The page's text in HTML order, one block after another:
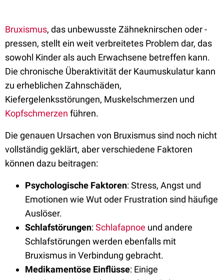
Bruxismus, das unbewusste Zähneknirschen oder -
pressen, stellt ein weit verbreitetes Problem dar, das
sowohl Kinder als auch Erwachsene betreffen kann.
Die chronische Überaktivität der Kaumuskulatur kann
zu erheblichen Zahnschäden,
Kiefergelenksstörungen, Muskelschmerzen und
Kopfschmerzen führen.
Die genauen Ursachen von Bruxismus sind noch nicht
vollständig geklärt, aber verschiedene Faktoren
können dazu beitragen:
Psychologische Faktoren: Stress, Angst und
Emotionen wie Wut oder Frustration sind häufige
Auslöser.
Schlafstörungen:Schlafapnoe und andere
Schlafstörungen werden ebenfalls mit
Bruxismus in Verbindung gebracht.
Medikamentöse Einflüsse: Einige